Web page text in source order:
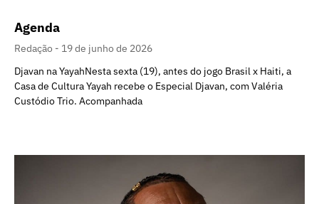
Agenda
Redação
19 de junho de 2026
Djavan na YayahNesta sexta (19), antes do jogo Brasil x Haiti, a
Casa de Cultura Yayah recebe o Especial Djavan, com Valéria
Custódio Trio. Acompanhada